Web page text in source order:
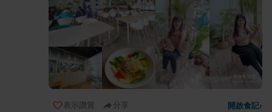
表示讚賞 分享 開啟食記›